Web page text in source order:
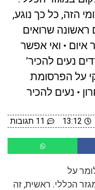
הזה, כל כך נוגע,
ראשונה שרואים
• ואי אפשר
נעים להכיר’
על הפרסומת
• נעים להכיר
13:12 11 תגובות
על
הכללי. ראשית, זה